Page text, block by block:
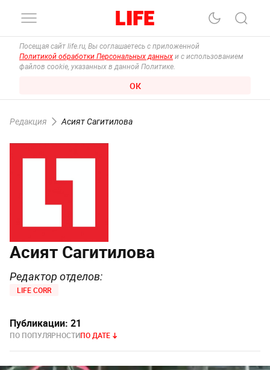
Посещая сайт life.ru, Вы соглашаетесь с приложенной
Политикой обработки Персональных данных и с использованием
файлов cookie, указанных в данной Политике.
ОК
Редакция Асият Сагитилова
Асият Сагитилова
Редактор отделов:
LIFE CORR
Публикации: 21
ПО ПОПУЛЯРНОСТИПО ДАТЕ